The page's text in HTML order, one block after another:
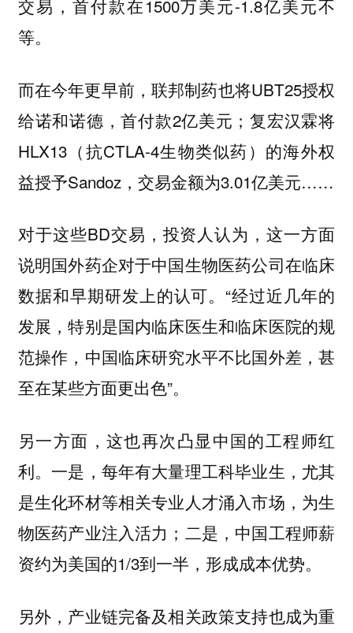
交易，首付款在1500万美元-1.8亿美元不
等。
而在今年更早前，联邦制药也将UBT25授权
给诺和诺德，首付款2亿美元；复宏汉霖将
HLX13（抗CTLA-4生物类似药）的海外权
益授予Sandoz，交易金额为3.01亿美元……
对于这些BD交易，投资人认为，这一方面
说明国外药企对于中国生物医药公司在临床
数据和早期研发上的认可。“经过近几年的
发展，特别是国内临床医生和临床医院的规
范操作，中国临床研究水平不比国外差，甚
至在某些方面更出色”。
另一方面，这也再次凸显中国的工程师红
利。一是，每年有大量理工科毕业生，尤其
是生化环材等相关专业人才涌入市场，为生
物医药产业注入活力；二是，中国工程师薪
资约为美国的1/3到一半，形成成本优势。
另外，产业链完备及相关政策支持也成为重